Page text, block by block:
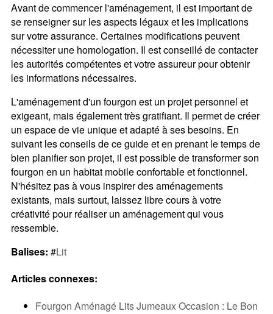
Avant de commencer l'aménagement, il est important de
se renseigner sur les aspects légaux et les implications
sur votre assurance. Certaines modifications peuvent
nécessiter une homologation. Il est conseillé de contacter
les autorités compétentes et votre assureur pour obtenir
les informations nécessaires.
L'aménagement d'un fourgon est un projet personnel et
exigeant, mais également très gratifiant. Il permet de créer
un espace de vie unique et adapté à ses besoins. En
suivant les conseils de ce guide et en prenant le temps de
bien planifier son projet, il est possible de transformer son
fourgon en un habitat mobile confortable et fonctionnel.
N'hésitez pas à vous inspirer des aménagements
existants, mais surtout, laissez libre cours à votre
créativité pour réaliser un aménagement qui vous
ressemble.
Balises: #Lit
Articles connexes:
Fourgon Aménagé Lits Jumeaux Occasion : Le Bon